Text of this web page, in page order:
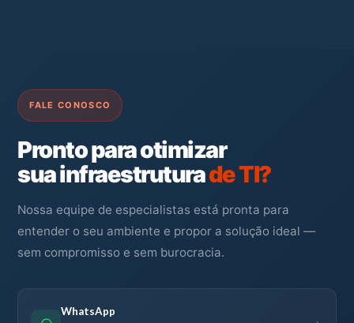
FALE CONOSCO
Pronto para otimizar
sua infraestruturade TI?
Nossa equipe de especialistas está pronta para
entender o seu ambiente e propor a solução ideal —
sem compromisso e sem burocracia.
WhatsApp